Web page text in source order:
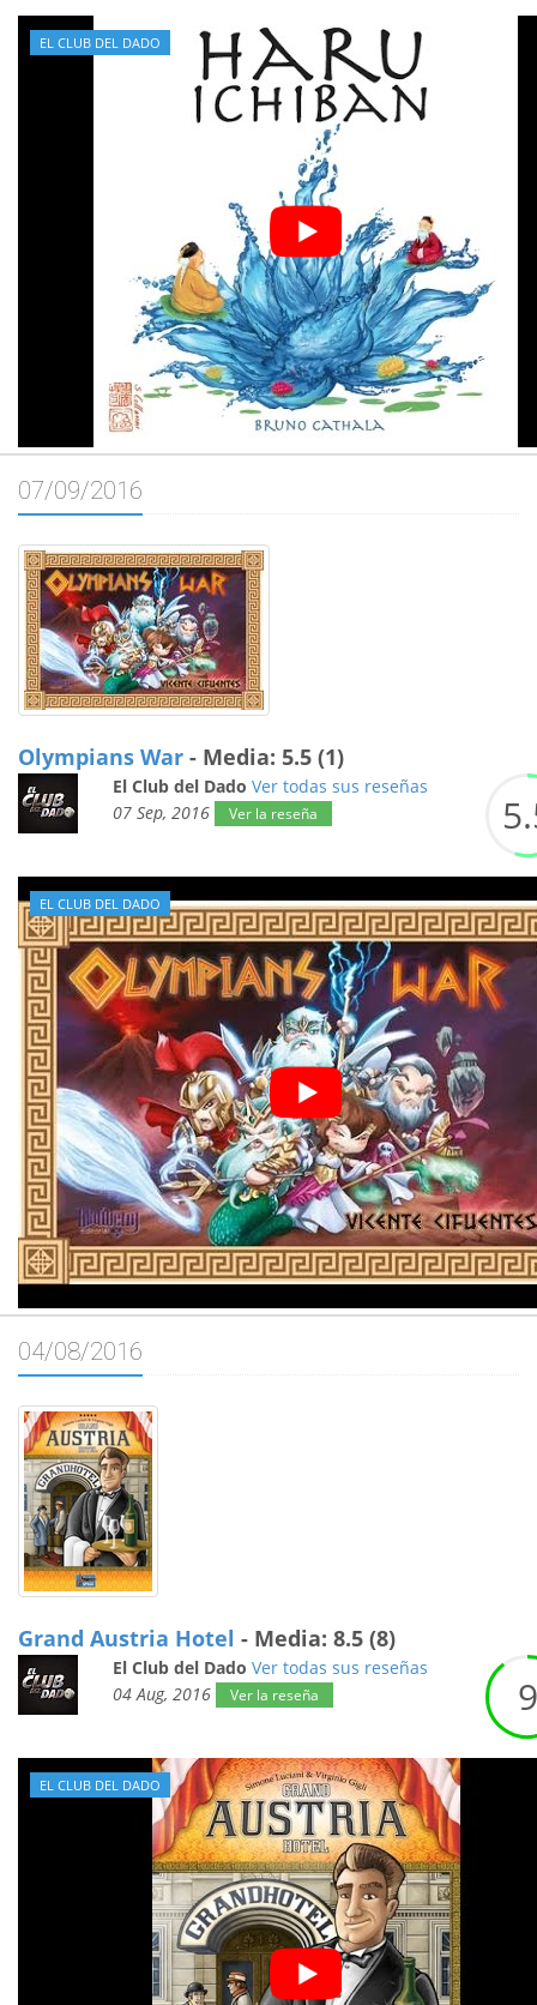
EL CLUB DEL DADO
07/09/2016
Olympians War - Media: 5.5 (1)
El Club del Dado Ver todas sus reseñas
07 Sep, 2016
Ver la reseña 5.
EL CLUB DEL DADO
04/08/2016
Grand Austria Hotel - Media: 8.5 (8)
El Club del Dado Ver todas sus reseñas
04 Aug, 2016
Ver la reseña 9
EL CLUB DEL DADO